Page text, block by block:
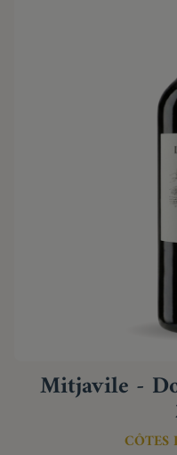
Mitjavile -
CÔTES